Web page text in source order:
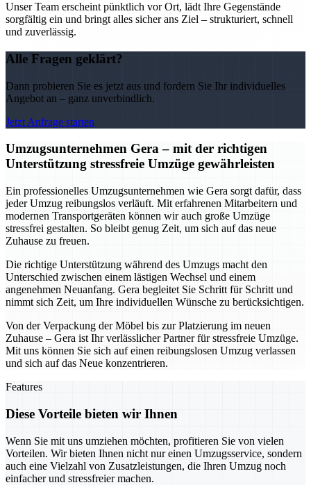
Unser Team erscheint pünktlich vor Ort, lädt Ihre Gegenstände
sorgfältig ein und bringt alles sicher ans Ziel – strukturiert, schnell
und zuverlässig.
Alle Fragen geklärt?
Dann probieren Sie es jetzt aus und fordern Sie Ihr individuelles
Angebot an – ganz unverbindlich.
Jetzt Anfrage starten
Umzugsunternehmen Gera – mit der richtigen
Unterstützung stressfreie Umzüge gewährleisten
Ein professionelles Umzugsunternehmen wie Gera sorgt dafür, dass
jeder Umzug reibungslos verläuft. Mit erfahrenen Mitarbeitern und
modernen Transportgeräten können wir auch große Umzüge
stressfrei gestalten. So bleibt genug Zeit, um sich auf das neue
Zuhause zu freuen.
Die richtige Unterstützung während des Umzugs macht den
Unterschied zwischen einem lästigen Wechsel und einem
angenehmen Neuanfang. Gera begleitet Sie Schritt für Schritt und
nimmt sich Zeit, um Ihre individuellen Wünsche zu berücksichtigen.
Von der Verpackung der Möbel bis zur Platzierung im neuen
Zuhause – Gera ist Ihr verlässlicher Partner für stressfreie Umzüge.
Mit uns können Sie sich auf einen reibungslosen Umzug verlassen
und sich auf das Neue konzentrieren.
Features
Diese Vorteile bieten wir Ihnen
Wenn Sie mit uns umziehen möchten, profitieren Sie von vielen
Vorteilen. Wir bieten Ihnen nicht nur einen Umzugsservice, sondern
auch eine Vielzahl von Zusatzleistungen, die Ihren Umzug noch
einfacher und stressfreier machen.